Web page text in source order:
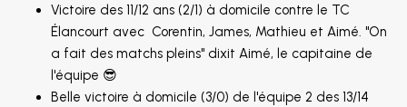
Victoire des 11/12 ans (2/1) à domicile contre le TC
Élancourt avec Corentin, James, Mathieu et Aimé. "On
a fait des matchs pleins" dixit Aimé, le capitaine de
l'équipe 😎
Belle victoire à domicile (3/0) de l'équipe 2 des 13/14